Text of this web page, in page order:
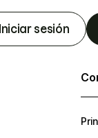
Iniciar sesión